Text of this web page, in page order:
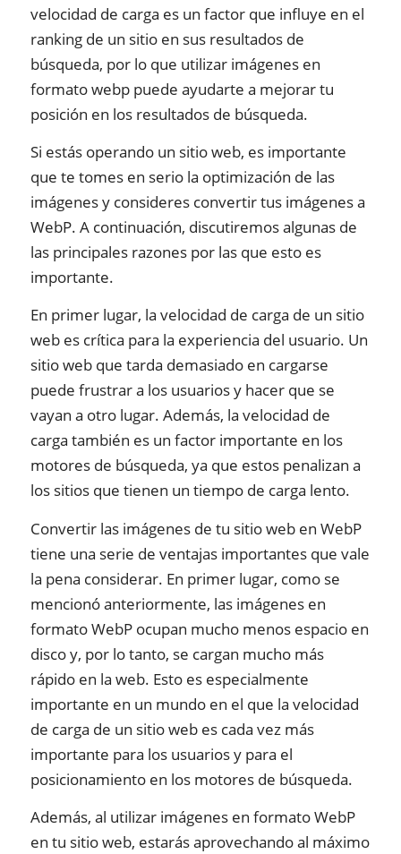
velocidad de carga es un factor que influye en el
ranking de un sitio en sus resultados de
búsqueda, por lo que utilizar imágenes en
formato webp puede ayudarte a mejorar tu
posición en los resultados de búsqueda.
Si estás operando un sitio web, es importante
que te tomes en serio la optimización de las
imágenes y consideres convertir tus imágenes a
WebP. A continuación, discutiremos algunas de
las principales razones por las que esto es
importante.
En primer lugar, la velocidad de carga de un sitio
web es crítica para la experiencia del usuario. Un
sitio web que tarda demasiado en cargarse
puede frustrar a los usuarios y hacer que se
vayan a otro lugar. Además, la velocidad de
carga también es un factor importante en los
motores de búsqueda, ya que estos penalizan a
los sitios que tienen un tiempo de carga lento.
Convertir las imágenes de tu sitio web en WebP
tiene una serie de ventajas importantes que vale
la pena considerar. En primer lugar, como se
mencionó anteriormente, las imágenes en
formato WebP ocupan mucho menos espacio en
disco y, por lo tanto, se cargan mucho más
rápido en la web. Esto es especialmente
importante en un mundo en el que la velocidad
de carga de un sitio web es cada vez más
importante para los usuarios y para el
posicionamiento en los motores de búsqueda.
Además, al utilizar imágenes en formato WebP
en tu sitio web, estarás aprovechando al máximo